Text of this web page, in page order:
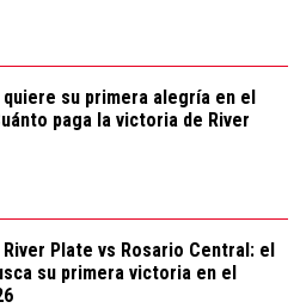
su primera alegría en el
paga la victoria de River
Plate vs Rosario Central: el
su primera victoria en el